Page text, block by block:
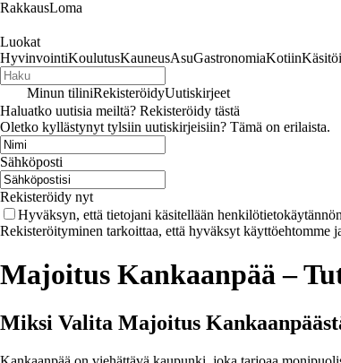
RakkausLoma
Luokat
HyvinvointiKoulutusKauneusAsuGastronomiaKotiin
Minun tiliniRekisteröidyUutiskirjeet
Haluatko uutisia meiltä? Rekisteröidy tästä
Oletko kyllästynyt tylsiin uutiskirjeisiin? Tämä on erilaista.
Sähköposti
Rekisteröidy nyt
Hyväksyn, että tietojani käsitellään
Rekisteröityminen tarkoittaa, että hyväksyt käyttöehtomme
Majoitus Kankaanpää –
Miksi Valita Majoitus